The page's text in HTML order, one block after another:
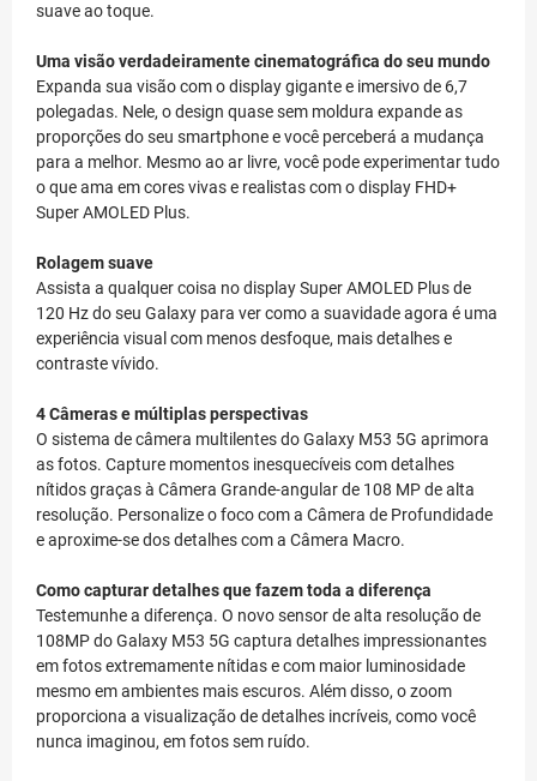
suave ao toque.
Uma visão verdadeiramente cinematográfica do seu mundo
Expanda sua visão com o display gigante e imersivo de 6,7
polegadas. Nele, o design quase sem moldura expande as
proporções do seu smartphone e você perceberá a mudança
para a melhor. Mesmo ao ar livre, você pode experimentar tudo
o que ama em cores vivas e realistas com o display FHD+
Super AMOLED Plus.
Rolagem suave
Assista a qualquer coisa no display Super AMOLED Plus de
120 Hz do seu Galaxy para ver como a suavidade agora é uma
experiência visual com menos desfoque, mais detalhes e
contraste vívido.
4 Câmeras e múltiplas perspectivas
O sistema de câmera multilentes do Galaxy M53 5G aprimora
as fotos. Capture momentos inesquecíveis com detalhes
nítidos graças à Câmera Grande-angular de 108 MP de alta
resolução. Personalize o foco com a Câmera de Profundidade
e aproxime-se dos detalhes com a Câmera Macro.
Como capturar detalhes que fazem toda a diferença
Testemunhe a diferença. O novo sensor de alta resolução de
108MP do Galaxy M53 5G captura detalhes impressionantes
em fotos extremamente nítidas e com maior luminosidade
mesmo em ambientes mais escuros. Além disso, o zoom
proporciona a visualização de detalhes incríveis, como você
nunca imaginou, em fotos sem ruído.